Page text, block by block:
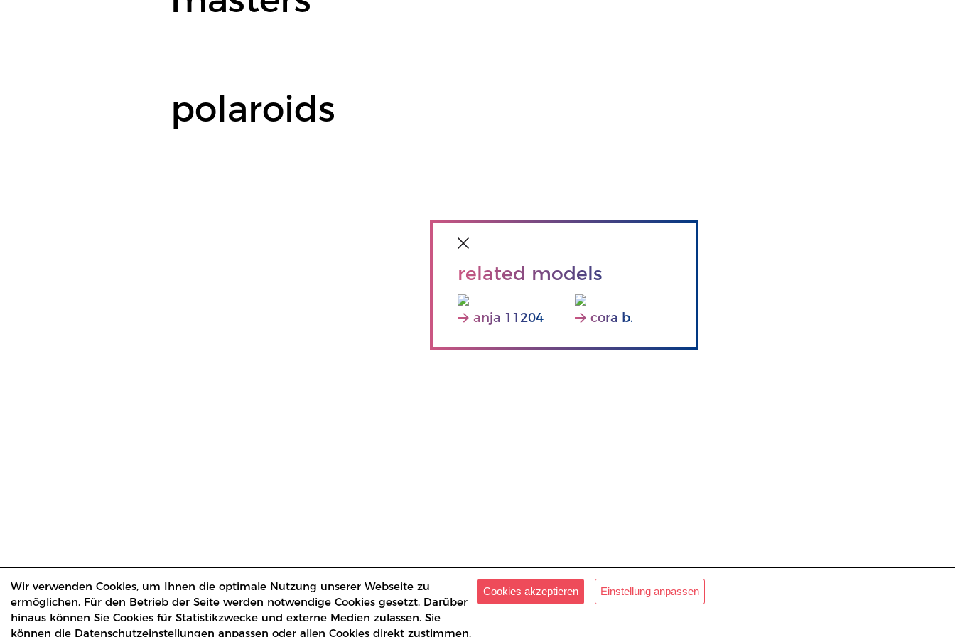
polaroids
related models
anja 11204 cora b.
Wir verwenden Cookies, um Ihnen die optimale Nutzung unserer Webseite zu
ermöglichen. Für den Betrieb der Seite werden notwendige Cookies gesetzt. Darüber
hinaus können Sie Cookies für Statistikzwecke und externe Medien zulassen. Sie
können die Datenschutzeinstellungen anpassen oder allen Cookies direkt zustimmen.
Cookies akzeptieren Einstellung anpassen